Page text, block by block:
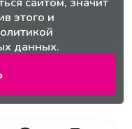
этого и
данных.